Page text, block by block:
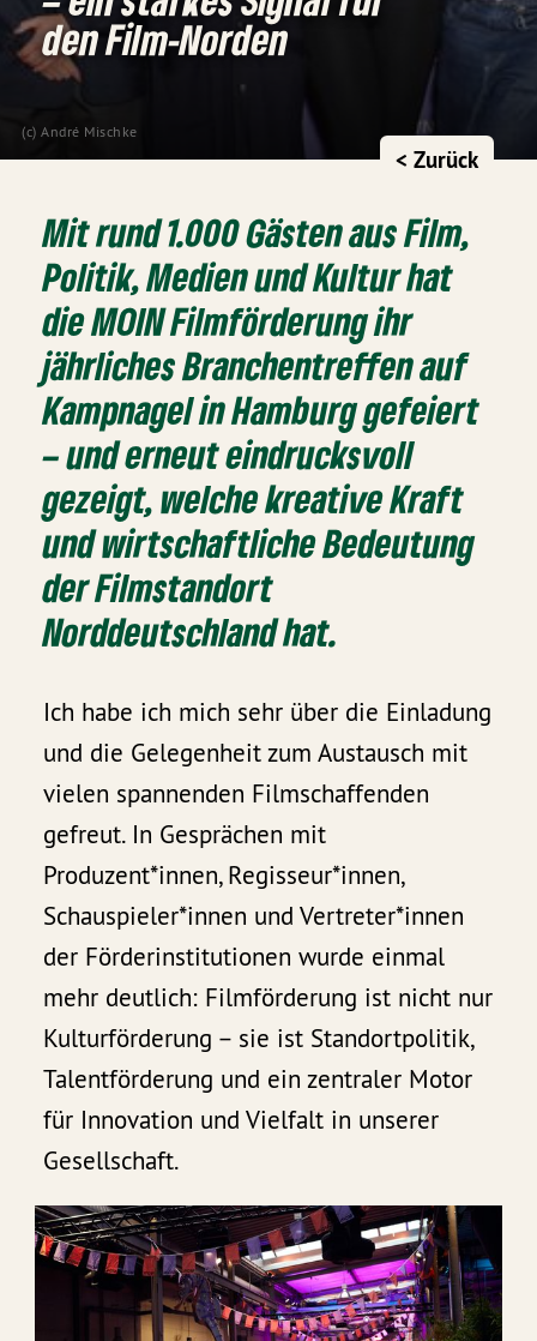
(c) André Mischke
den Film-Norden
< Zurück
Mit rund 1.000 Gästen aus Film,
Politik, Medien und Kultur hat
die MOIN Filmförderung ihr
jährliches Branchentreffen auf
Kampnagel in Hamburg gefeiert
– und erneut eindrucksvoll
gezeigt, welche kreative Kraft
und wirtschaftliche Bedeutung
der Filmstandort
Norddeutschland hat.
Ich habe ich mich sehr über die Einladung
und die Gelegenheit zum Austausch mit
vielen spannenden Filmschaffenden
gefreut. In Gesprächen mit
Produzent*innen, Regisseur*innen,
Schauspieler*innen und Vertreter*innen
der Förderinstitutionen wurde einmal
mehr deutlich: Filmförderung ist nicht nur
Kulturförderung – sie ist Standortpolitik,
Talentförderung und ein zentraler Motor
für Innovation und Vielfalt in unserer
Gesellschaft.